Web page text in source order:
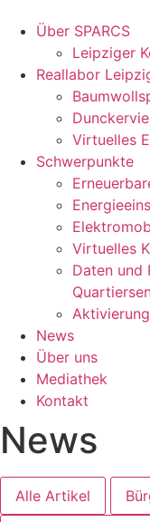
Über SPARCS
Leipziger
Reallabor
Virtuelles
Schwerpunkte
Virtuelles
Daten und
News
Über uns
Mediathek
Kontakt
News
Alle Artikel